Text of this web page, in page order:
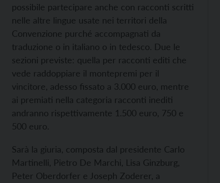
possibile partecipare anche con racconti scritti
nelle altre lingue usate nei territori della
Convenzione purché accompagnati da
traduzione o in italiano o in tedesco. Due le
sezioni previste: quella per racconti editi che
vede raddoppiare il montepremi per il
vincitore, adesso fissato a 3.000 euro, mentre
ai premiati nella categoria racconti inediti
andranno rispettivamente 1.500 euro, 750 e
500 euro.
Sarà la giuria, composta dal presidente Carlo
Martinelli, Pietro De Marchi, Lisa Ginzburg,
Peter Oberdorfer e Joseph Zoderer, a